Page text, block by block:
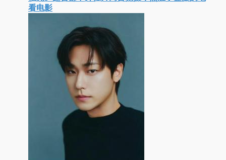
暑期档票房破40亿！《群星闪耀时》提档7月25日 科
幻巨制加入战局
中国娱乐网讯 www yule com cn 据网络平台数
据，截至7月18日，2026年暑期档总票房（含预售）
已正式突破40亿元大关，年度总票房也随之逼近197
亿元。超百部中外佳片同台竞技，点燃了盛夏的电